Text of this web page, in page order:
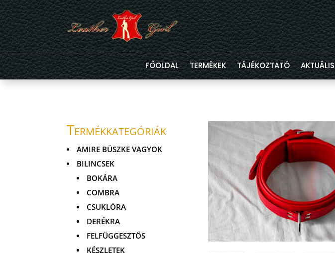
FŐOLDAL TERMÉKEK TÁJÉKOZTATÓ AKTUÁLIS
Termékkategóriák
AMIRE BÜSZKE VAGYOK
BILINCSEK
BOKÁRA
COMBRA
CSUKLÓRA
DERÉKRA
FELFÜGGESZTŐS
KÉSZLETEK